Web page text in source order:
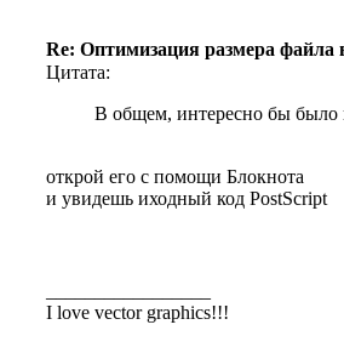
Re: Оптимизация размера файла
Цитата:
В общем, интересно бы было
открой его с помощи Блокнота
и увидешь иходный код PostScript
I love vector graphics!!!